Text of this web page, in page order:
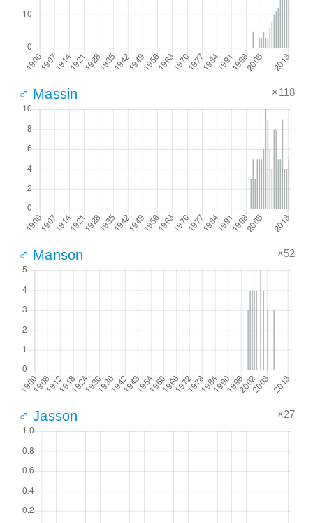
♂ Massin ×118
♂ Manson ×52
♂ Jasson ×27